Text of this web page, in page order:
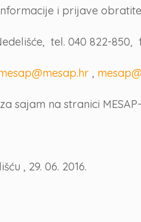
i prijave obratite
tel. 040 822-850,
,
sajam na stranici
, 29. 06. 2016.